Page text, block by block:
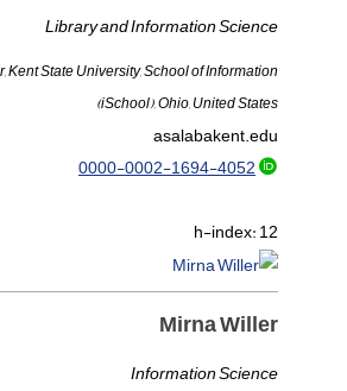
Library and Information Science
Kent State University, School of Information
(iSchool), Ohio, United States
asalabakent.edu
0000-0002-1694-4052
h-index:12
Mirna Willer
Information Science